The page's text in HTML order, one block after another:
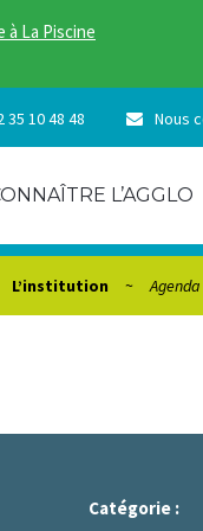
La Piscine
35 10 48 48 Nous
L’AGGLO
L’institution Agenda
Catégorie :